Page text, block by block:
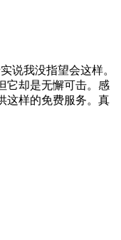
说我没指望会这样。
它却是无懈可击。感
这样的免费服务。真